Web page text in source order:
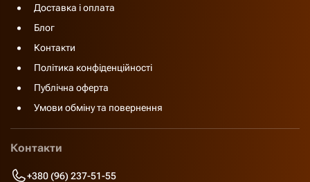
Доставка і оплата
Блог
Контакти
Політика конфіденційності
Публічна оферта
Умови обміну та повернення
Контакти
+380 (96) 237-51-55